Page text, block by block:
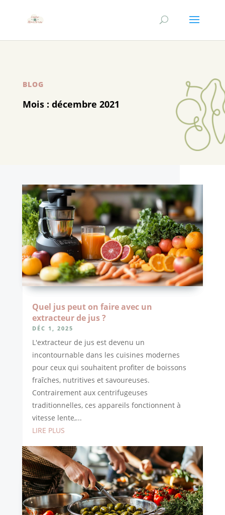
BLOG
Mois : décembre 2021
Quel jus peut on faire avec un
extracteur de jus ?
DÉC 1, 2025
L'extracteur de jus est devenu un
incontournable dans les cuisines modernes
pour ceux qui souhaitent profiter de boissons
fraîches, nutritives et savoureuses.
Contrairement aux centrifugeuses
traditionnelles, ces appareils fonctionnent à
vitesse lente,...
LIRE PLUS